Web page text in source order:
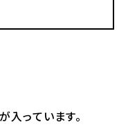
っています。